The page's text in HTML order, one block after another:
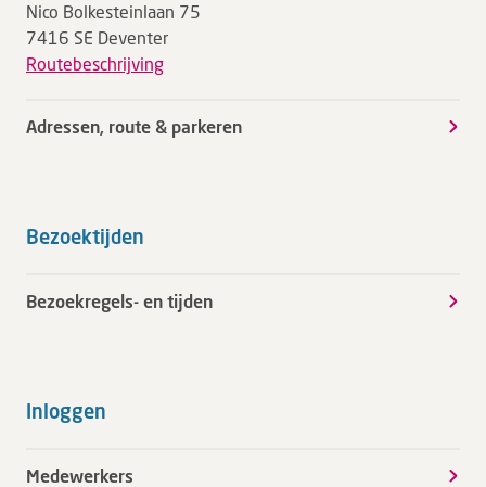
Nico Bolkesteinlaan 75
7416 SE Deventer
Routebeschrijving
Adressen, route & parkeren
Bezoektijden
Bezoekregels- en tijden
Inloggen
Medewerkers